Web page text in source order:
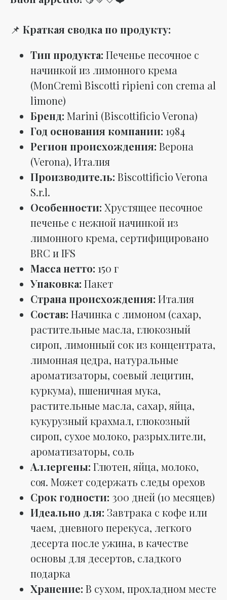
📌 Краткая сводка по продукту:
Тип продукта: Печенье песочное с
начинкой из лимонного крема
(MonCremì Biscotti ripieni con crema al
limone)
Бренд: Marini (Biscottificio Verona)
Год основания компании: 1984
Регион происхождения: Верона
(Verona), Италия
Производитель: Biscottificio Verona
S.r.l.
Особенности: Хрустящее песочное
печенье с нежной начинкой из
лимонного крема, сертифицировано
BRC и IFS
Масса нетто: 150 г
Упаковка: Пакет
Страна происхождения: Италия
Состав: Начинка с лимоном (сахар,
растительные масла, глюкозный
сироп, лимонный сок из концентрата,
лимонная цедра, натуральные
ароматизаторы, соевый лецитин,
куркума), пшеничная мука,
растительные масла, сахар, яйца,
кукурузный крахмал, глюкозный
сироп, сухое молоко, разрыхлители,
ароматизаторы, соль
Аллергены: Глютен, яйца, молоко,
соя. Может содержать следы орехов
Срок годности: 300 дней (10 месяцев)
Идеально для: Завтрака с кофе или
чаем, дневного перекуса, легкого
десерта после ужина, в качестве
основы для десертов, сладкого
подарка
Хранение: В сухом, прохладном месте